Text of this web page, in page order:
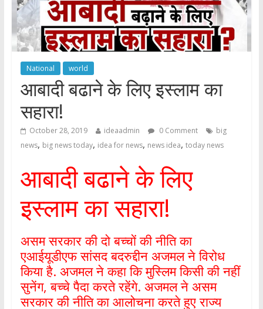
National world
आबादी बढाने के लिए इस्लाम का
सहारा!
October 28, 2019 ideaadmin 0 Comment
big
news, big news today, idea for news, news idea, today news
आबादी बढाने के लिए
इस्लाम का सहारा!
असम सरकार की दो बच्चों की नीति का
एआईयूडीएफ सांसद बदरुद्दीन अजमल ने विरोध
किया है. अजमल ने कहा कि मुस्लिम किसी की नहीं
सुनेंग, बच्चे पैदा करते रहेंगे. अजमल ने असम
सरकार की नीति का आलोचना करते हुए राज्य